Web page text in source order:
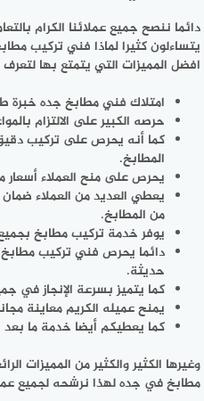
دائما ننصح جميع عملائنا الكرام
يتساءلون كثيرا لماذا فني تركيب
افضل المميزات التي يتمتع بها
امتلاك فني مطابخ جده خبرة
حرصه الكبير على الالتزام
كما أنه يحرص على تركيب
المطابخ.
يحرص على منح العملاء أسعار
يعطي العديد من العملاء
من المطابخ.
يوفر خدمة تركيب مطابخ
دائما يحرص فني تركيب
حديثة.
كما يتميز بسرعة الإنجاز في
يمنح عميله الكريم معاينة
كما يعطيكم أيضا خدمة ما بعد
وغيرها الكثير والكثير من المميزات
مطابخ في جده لهذا نرشحه لجميع